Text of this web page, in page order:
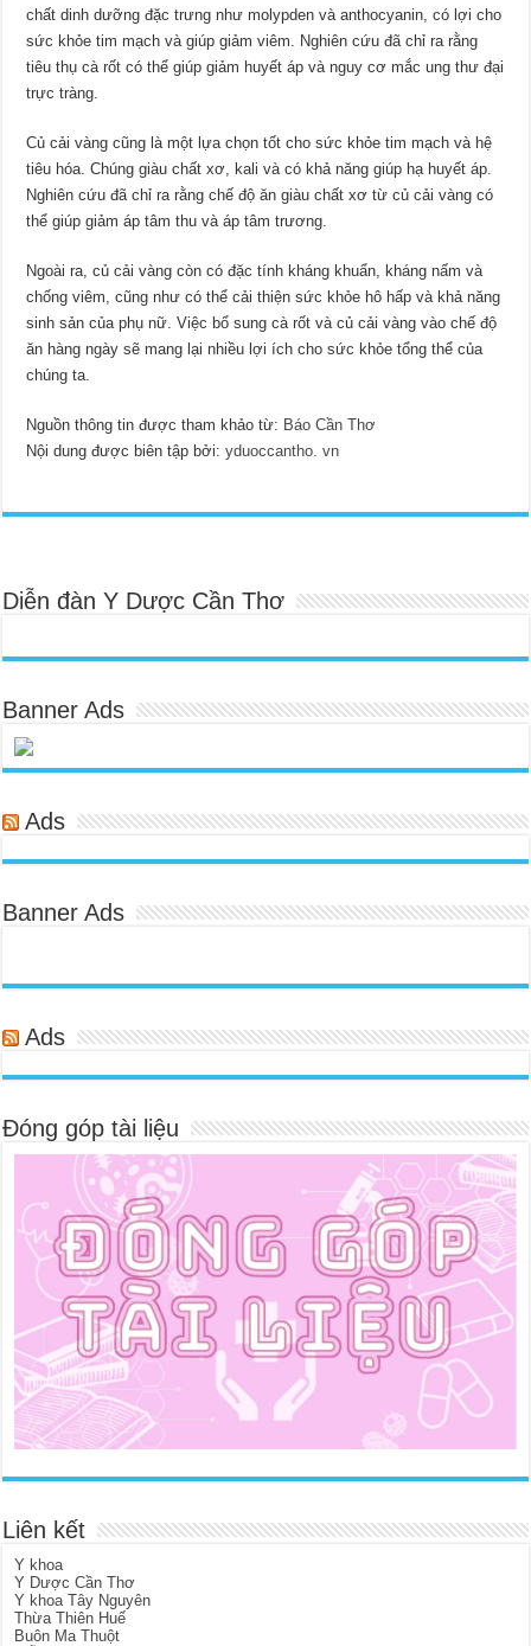
chất dinh dưỡng đặc trưng như molypden và anthocyanin, có lợi cho
sức khỏe tim mạch và giúp giảm viêm. Nghiên cứu đã chỉ ra rằng
tiêu thụ cà rốt có thể giúp giảm huyết áp và nguy cơ mắc ung thư đại
trực tràng.
Củ cải vàng cũng là một lựa chọn tốt cho sức khỏe tim mạch và hệ
tiêu hóa. Chúng giàu chất xơ, kali và có khả năng giúp hạ huyết áp.
Nghiên cứu đã chỉ ra rằng chế độ ăn giàu chất xơ từ củ cải vàng có
thể giúp giảm áp tâm thu và áp tâm trương.
Ngoài ra, củ cải vàng còn có đặc tính kháng khuẩn, kháng nấm và
chống viêm, cũng như có thể cải thiện sức khỏe hô hấp và khả năng
sinh sản của phụ nữ. Việc bổ sung cà rốt và củ cải vàng vào chế độ
ăn hàng ngày sẽ mang lại nhiều lợi ích cho sức khỏe tổng thể của
chúng ta.
Nguồn thông tin được tham khảo từ: Báo Cần Thơ
Nội dung được biên tập bởi:yduoccantho. vn
Diễn đàn Y Dược Cần Thơ
Banner Ads
Ads
Banner Ads
Ads
Đóng góp tài liệu
Liên kết
Y khoa
Y Dược Cần Thơ
Y khoa Tây Nguyên
Thừa Thiên Huế
Buôn Ma Thuột